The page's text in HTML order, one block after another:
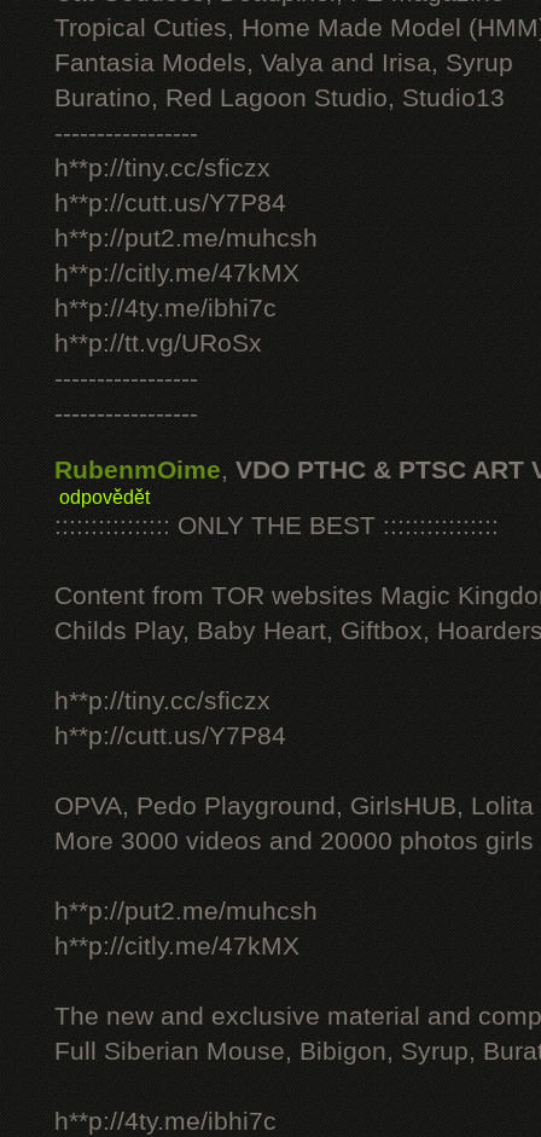
Tropical Cuties, Home Made Model
Fantasia Models, Valya and Irisa, Syrup
Buratino, Red Lagoon Studio, Studio13
-----------------
h**p://tiny.cc/sficzx
h**p://cutt.us/Y7P84
h**p://put2.me/muhcsh
h**p://citly.me/47kMX
h**p://4ty.me/ibhi7c
h**p://tt.vg/URoSx
-----------------
-----------------
RubenmOime, VDO PTHC & PTSC ART
odpovědět
:::::::::::::::: ONLY THE BEST ::::::::::::::::
Content from TOR websites Magic
Childs Play, Baby Heart, Giftbox,
h**p://tiny.cc/sficzx
h**p://cutt.us/Y7P84
OPVA, Pedo Playground, GirlsHUB, Lolita
More 3000 videos and 20000 photos
h**p://put2.me/muhcsh
h**p://citly.me/47kMX
The new and exclusive material and
Full Siberian Mouse, Bibigon, Syrup,
h**p://4ty.me/ibhi7c